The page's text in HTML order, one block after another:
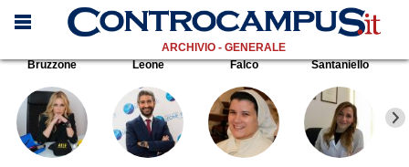
ARCHIVIO - GENERALE
Bruzzone
Leone Falco Santaniello